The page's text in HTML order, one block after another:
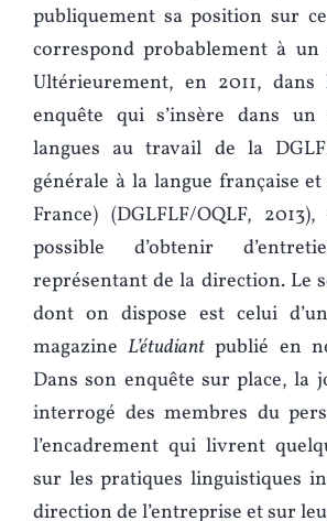
publiquement sa position sur
correspond probablement à un
Ultérieurement, en 2011, dans
enquête qui s’insère dans
langues au travail de la
générale à la langue française
France) (DGLFLF/OQLF,
possible d’obtenir
représentant de la direction. Le
dont on dispose est celui
magazineL’étudiant publié en
Dans son enquête sur place, la
interrogé des membres du
l’encadrement qui livrent
sur les pratiques linguistiques
direction de l’entreprise et sur